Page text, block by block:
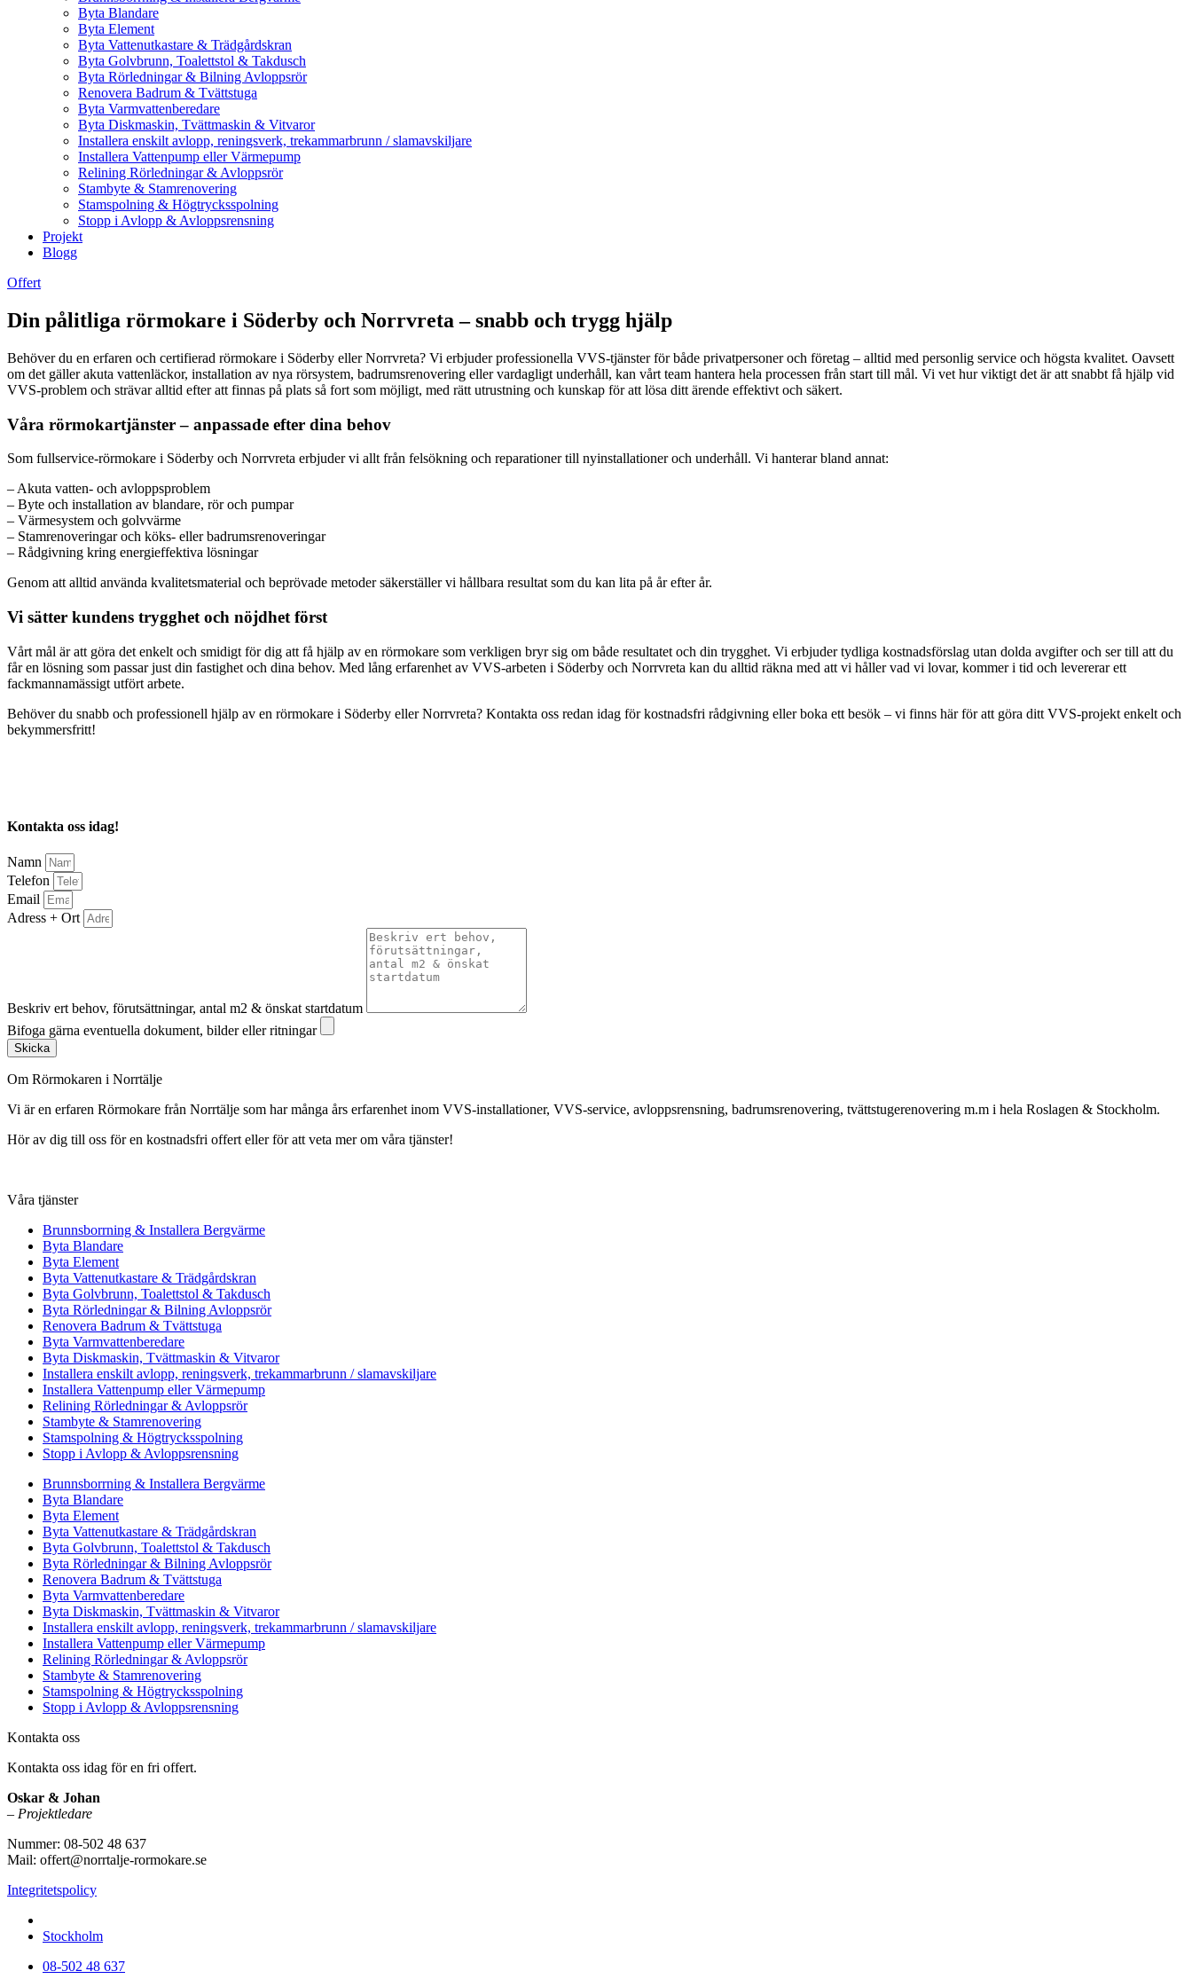
Byta Blandare
Byta Element
Byta Vattenutkastare & Trädgårdskran
Byta Golvbrunn, Toalettstol & Takdusch
Byta Rörledningar & Bilning Avloppsrör
Renovera Badrum & Tvättstuga
Byta Varmvattenberedare
Byta Diskmaskin, Tvättmaskin & Vitvaror
Installera enskilt avlopp, reningsverk, trekammarbrunn / slamavskiljare
Installera Vattenpump eller Värmepump
Relining Rörledningar & Avloppsrör
Stambyte & Stamrenovering
Stamspolning & Högtrycksspolning
Stopp i Avlopp & Avloppsrensning
Projekt
Blogg
Offert
Din pålitliga rörmokare i Söderby och Norrvreta – snabb och trygg hjälp
Behöver du en erfaren och certifierad rörmokare i Söderby eller Norrvreta? Vi erbjuder professionella VVS-tjänster för både privatpersoner och företag – alltid med personlig service och högsta kvalitet. Oavsett
om det gäller akuta vattenläckor, installation av nya rörsystem, badrumsrenovering eller vardagligt underhåll, kan vårt team hantera hela processen från start till mål. Vi vet hur viktigt det är att snabbt få hjälp vid
VVS-problem och strävar alltid efter att finnas på plats så fort som möjligt, med rätt utrustning och kunskap för att lösa ditt ärende effektivt och säkert.
Våra rörmokartjänster – anpassade efter dina behov
Som fullservice-rörmokare i Söderby och Norrvreta erbjuder vi allt från felsökning och reparationer till nyinstallationer och underhåll. Vi hanterar bland annat:
– Akuta vatten- och avloppsproblem
– Byte och installation av blandare, rör och pumpar
– Värmesystem och golvvärme
– Stamrenoveringar och köks- eller badrumsrenoveringar
– Rådgivning kring energieffektiva lösningar
Genom att alltid använda kvalitetsmaterial och beprövade metoder säkerställer vi hållbara resultat som du kan lita på år efter år.
Vi sätter kundens trygghet och nöjdhet först
Vårt mål är att göra det enkelt och smidigt för dig att få hjälp av en rörmokare som verkligen bryr sig om både resultatet och din trygghet. Vi erbjuder tydliga kostnadsförslag utan dolda avgifter och ser till att du
får en lösning som passar just din fastighet och dina behov. Med lång erfarenhet av VVS-arbeten i Söderby och Norrvreta kan du alltid räkna med att vi håller vad vi lovar, kommer i tid och levererar ett
fackmannamässigt utfört arbete.
Behöver du snabb och professionell hjälp av en rörmokare i Söderby eller Norrvreta? Kontakta oss redan idag för kostnadsfri rådgivning eller boka ett besök – vi finns här för att göra ditt VVS-projekt enkelt och
bekymmersfritt!
Kontakta oss idag!
Namn
Telefon
Email
Adress + Ort
Beskriv ert behov, förutsättningar, antal m2 & önskat startdatum
Bifoga gärna eventuella dokument, bilder eller ritningar
Skicka
Om Rörmokaren i Norrtälje
Vi är en erfaren Rörmokare från Norrtälje som har många års erfarenhet inom VVS-installationer, VVS-service, avloppsrensning, badrumsrenovering, tvättstugerenovering m.m i hela Roslagen & Stockholm.
Hör av dig till oss för en kostnadsfri offert eller för att veta mer om våra tjänster!
Våra tjänster
Brunnsborrning & Installera Bergvärme
Byta Blandare
Byta Element
Byta Vattenutkastare & Trädgårdskran
Byta Golvbrunn, Toalettstol & Takdusch
Byta Rörledningar & Bilning Avloppsrör
Renovera Badrum & Tvättstuga
Byta Varmvattenberedare
Byta Diskmaskin, Tvättmaskin & Vitvaror
Installera enskilt avlopp, reningsverk, trekammarbrunn / slamavskiljare
Installera Vattenpump eller Värmepump
Relining Rörledningar & Avloppsrör
Stambyte & Stamrenovering
Stamspolning & Högtrycksspolning
Stopp i Avlopp & Avloppsrensning
Brunnsborrning & Installera Bergvärme
Byta Blandare
Byta Element
Byta Vattenutkastare & Trädgårdskran
Byta Golvbrunn, Toalettstol & Takdusch
Byta Rörledningar & Bilning Avloppsrör
Renovera Badrum & Tvättstuga
Byta Varmvattenberedare
Byta Diskmaskin, Tvättmaskin & Vitvaror
Installera enskilt avlopp, reningsverk, trekammarbrunn / slamavskiljare
Installera Vattenpump eller Värmepump
Relining Rörledningar & Avloppsrör
Stambyte & Stamrenovering
Stamspolning & Högtrycksspolning
Stopp i Avlopp & Avloppsrensning
Kontakta oss
Kontakta oss idag för en fri offert.
Oskar & Johan
– Projektledare
Nummer: 08-502 48 637
Mail: offert@norrtalje-rormokare.se
Integritetspolicy
Stockholm
08-502 48 637